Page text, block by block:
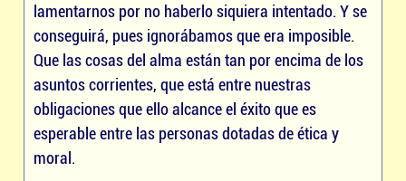
lamentarnos por no haberlo siquiera intentado. Y se
conseguirá, pues ignorábamos que era imposible.
Que las cosas del alma están tan por encima de los
asuntos corrientes, que está entre nuestras
obligaciones que ello alcance el éxito que es
esperable entre las personas dotadas de ética y
moral.